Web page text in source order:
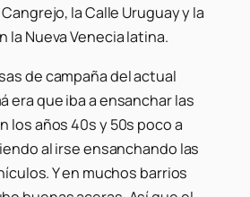
la Calle Uruguay y la
la Nueva Venecia latina.
de campaña del actual
era que iba a ensanchar las
los años 40s y 50s poco a
al irse ensanchando las
Y en muchos barrios